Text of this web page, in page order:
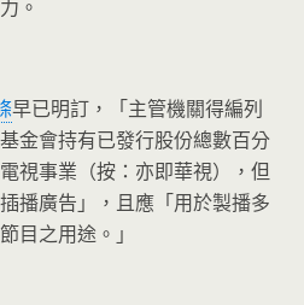
。
早已明訂，「主管機關得編列
金會持有已發行股份總數百分
視事業（按：亦即華視），但
播廣告」，且應「用於製播多
目之用途。」